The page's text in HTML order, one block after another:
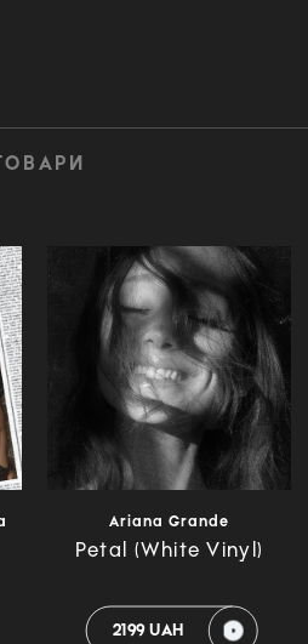
Ariana Grande
Petal (White Vinyl)
2199 UAH